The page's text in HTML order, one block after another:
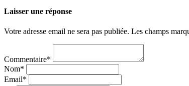
Laisser une réponse
Votre adresse email ne sera pas publiée. Les champs
Commentaire*
Nom*
Email*